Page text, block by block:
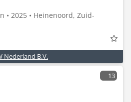
• 2025 • Heinenoord, Zuid-
Nederland B.V.
13